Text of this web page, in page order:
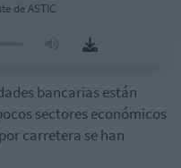
de ASTIC
bancarias están
sectores económicos
carretera se han